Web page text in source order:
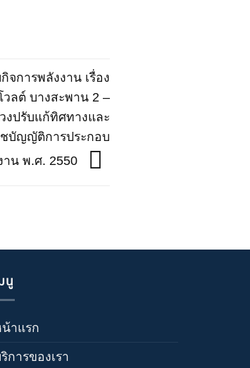
การพลังงาน เรื่อง
ลต์ บางสะพาน 2 –
งปรับแก้ทิศทางและ
ชบัญญัติการประกอบ
าน พ.ศ. 2550
นู
าแรก
การของเรา